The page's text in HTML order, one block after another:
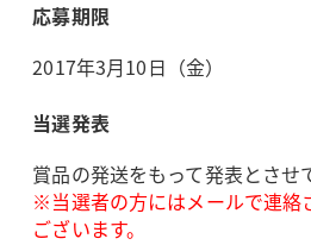
応募期限
2017年3月10日（金）
当選発表
賞品の発送をもって発表とさせ
※当選者の方にはメールで連絡
ございます。